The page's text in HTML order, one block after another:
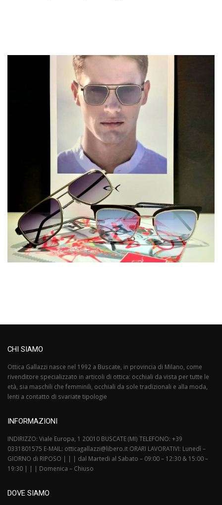
CHI SIAMO
Ottica Gallazzi nasce nel 1992 a Buscate, in provincia di Milano, come
rivenditore specializzato in articoli di ottica: occhiali da vista per tutte le
età, sia maschili che femminili, occhiali da sole tradizionali e alla moda,
lenti a contatto di svariate tipologie
INFORMAZIONI
INDIRIZZO: Viale Europa, 1 20010 BUSCATE (MI) TELEFONO: +39
0331801575 E-MAIL: otticagallazzi@libero.it ORARI LAVORATIVI: Lunedì –
GIORNO di RIPOSO | | | dal Martedi al Sabato – 09:00 – 12:30 & 15:00 –
19:30 | | | Domenica – Chiuso
DOVE SIAMO